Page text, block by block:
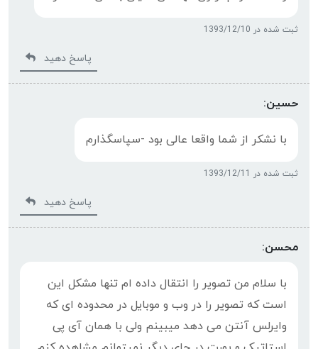
ثبت شده در 1393/12/10
پاسخ دهید
حسین:
با نشکر از شما واقعا عالی بود -سپاسگذارم
ثبت شده در 1393/12/11
پاسخ دهید
محسن:
با سلام من تصویر را انتقال داده ام تنها مشکل این
است که تصویر را در وب و موبایل در محدوده ای که
وایرلس آنتن می دهد میبینم ولی با همان آی پی